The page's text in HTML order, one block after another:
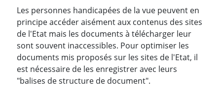
Les personnes handicapées de la vue peuvent en
principe accéder aisément aux contenus des sites
de l'Etat mais les documents à télécharger leur
sont souvent inaccessibles. Pour optimiser les
documents mis proposés sur les sites de l'Etat, il
est nécessaire de les enregistrer avec leurs
"balises de structure de document".